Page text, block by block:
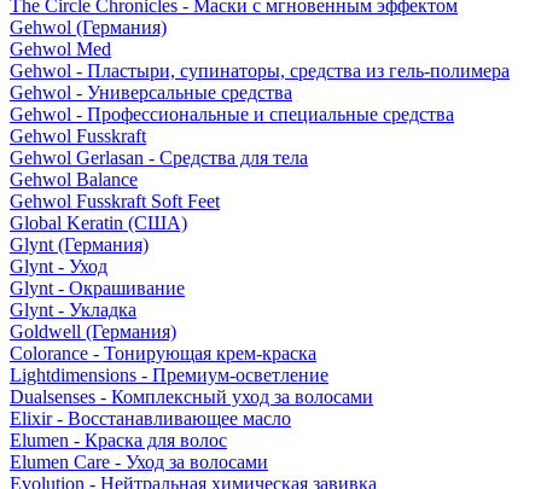
The Circle Chronicles - Маски с мгновенным эффектом
Gehwol (Германия)
Gehwol Med
Gehwol - Пластыри, супинаторы, средства из гель-полимера
Gehwol - Универсальные средства
Gehwol - Профессиональные и специальные средства
Gehwol Fusskraft
Gehwol Gerlasan - Средства для тела
Gehwol Balance
Gehwol Fusskraft Soft Feet
Global Keratin (США)
Glynt (Германия)
Glynt - Уход
Glynt - Окрашивание
Glynt - Укладка
Goldwell (Германия)
Colorance - Тонирующая крем-краска
Lightdimensions - Премиум-осветление
Dualsenses - Комплексный уход за волосами
Elixir - Восстанавливающее масло
Elumen - Краска для волос
Elumen Care - Уход за волосами
Evolution - Нейтральная химическая завивка